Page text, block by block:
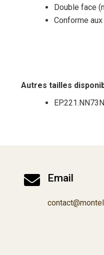
Double face
Conforme
Autres tailles
 Email